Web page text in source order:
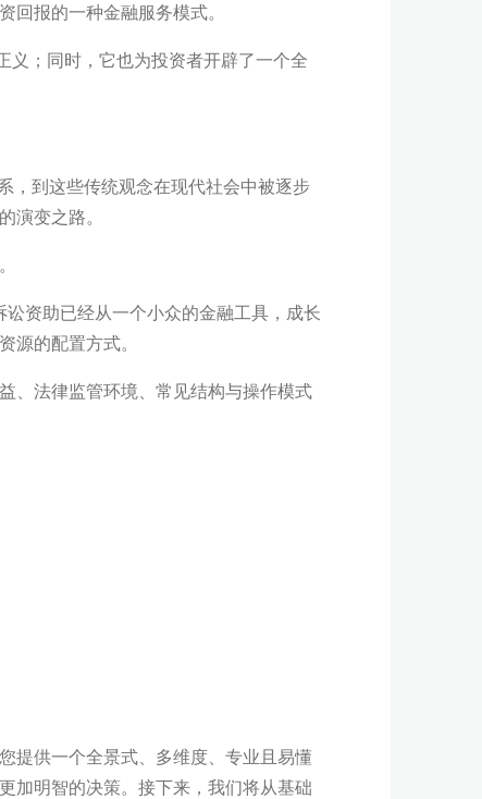
报的一种金融服务模式。
义；同时，它也为投资者开辟了一个全
，到这些传统观念在现代社会中被逐步
演变之路。
资助已经从一个小众的金融工具，成长
源的配置方式。
、法律监管环境、常见结构与操作模式
提供一个全景式、多维度、专业且易懂
加明智的决策。接下来，我们将从基础